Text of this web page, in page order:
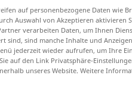
auf personenbezogene Daten wie
Auswahl von Akzeptieren aktivieren
verarbeiten Daten, um Ihnen
sind, sind manche Inhalte und
jederzeit wieder aufrufen, um Ihre
auf den Link Privatsphäre-
unseres Website. Weitere